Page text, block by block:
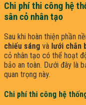
Chi phí thi công hệ
sân cỏ nhân tạo
Sau khi hoàn thiện phần
chiếu sáng và lưới chắn
cỏ nhân tạo có thể hoạt
bảo an toàn. Dưới đây là
quan trọng này.
Chi phí thi công hệ